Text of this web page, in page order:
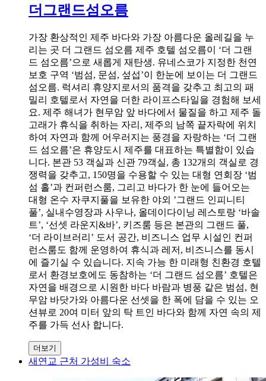
더그랜드섬오름
가장 환상적인 제주 바다와 가장 아름다운 올레길을 누
리는 곳 더 그랜드 섬오름 제주 호텔 섬오름이 ‘더 그랜
드 섬오름’으로 새롭게 재탄생. 유네스코가 지정한 천연
보호 구역 ‘범섬, 문섬, 섶섭’이 한눈에 보이는 더 그랜드
섬오름. 럭셔리 휴양지로서의 품격을 갖추고 최고의 패
밀리 호텔로서 자연을 더한 라이프스타일을 경험해 보세
요. 제주 해녀가 현무암 앞 바다에서 물질을 하고 제주 돌
고래가 휴식을 취하는 자리, 제주의 남쪽 끝자락에 위치
하여 자연과 함께 어우러지는 풍경을 자랑하는 ‘더 그랜
드 섬오름’은 휴양도시 제주를 대표하는 특별함이 있습
니다. 본관 53 객실과 신관 79객실, 총 132개의 객실로 경
쟁력을 갖추고, 150명을 수용할 수 있는 대형 연회장 ‘범
섬 홀’과 컨퍼런스룸, 그리고 바다가 한 눈에 들어오는
대형 온수 자쿠지풀을 보유한 야외 ’그랜드 인피니티
풀’, 실내수영장과 사우나, 올데이다이닝 레스토랑 ‘바솔
트’, ‘선셋 라운지&바’, 키즈룸 등은 본관의 그랜드 풀,
‘더 라이브러리’ 도서 공간, 비즈니스 업무 시설인 컨퍼
런스룸도 함께 운영하여 휴식과 레저, 비즈니스를 동시
에 즐기실 수 있습니다. 지속 가능 한 미래형 친환경 호텔
로서 환경보호에도 동참하는 ‘더 그랜드 섬오름’ 호텔은
자연을 배경으로 시원한 바다 바람과 병풍 같은 범섬, 현
무암 바닷가와 아름다운 선셋을 한 폭에 담을 수 있는 오
션뷰로 20여 미터 앞의 탁 트인 바다와 함께 자연 속의 제
주를 가득 선사 합니다.
더보기
새연교 근처 가성비 숙소